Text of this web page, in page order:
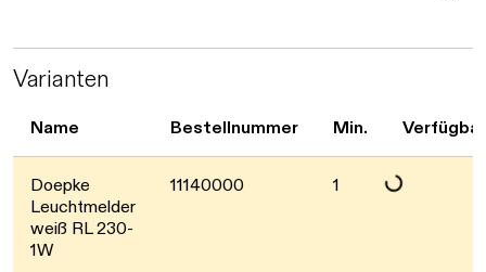
Varianten
Name Bestellnummer Min.
Doepke
Leuchtmelder
weiß RL 230-
1W
11140000 1 Daten werden